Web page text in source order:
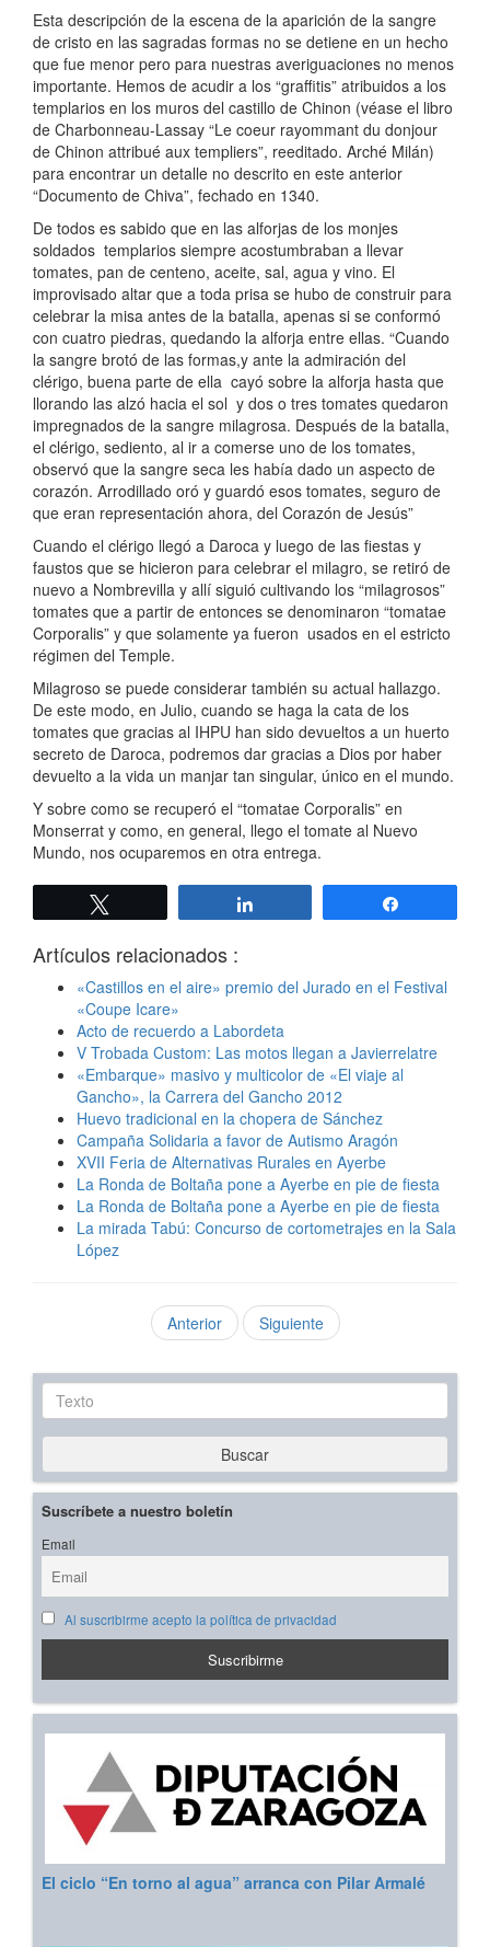
Esta descripción de la escena de la aparición de la sangre
de cristo en las sagradas formas no se detiene en un hecho
que fue menor pero para nuestras averiguaciones no menos
importante. Hemos de acudir a los “graffitis” atribuidos a los
templarios en los muros del castillo de Chinon (véase el libro
de Charbonneau-Lassay “Le coeur rayommant du donjour
de Chinon attribué aux templiers”, reeditado. Arché Milán)
para encontrar un detalle no descrito en este anterior
“Documento de Chiva”, fechado en 1340.
De todos es sabido que en las alforjas de los monjes
soldados templarios siempre acostumbraban a llevar
tomates, pan de centeno, aceite, sal, agua y vino. El
improvisado altar que a toda prisa se hubo de construir para
celebrar la misa antes de la batalla, apenas si se conformó
con cuatro piedras, quedando la alforja entre ellas. “Cuando
la sangre brotó de las formas,y ante la admiración del
clérigo, buena parte de ella cayó sobre la alforja hasta que
llorando las alzó hacia el sol y dos o tres tomates quedaron
impregnados de la sangre milagrosa. Después de la batalla,
el clérigo, sediento, al ir a comerse uno de los tomates,
observó que la sangre seca les había dado un aspecto de
corazón. Arrodillado oró y guardó esos tomates, seguro de
que eran representación ahora, del Corazón de Jesús”
Cuando el clérigo llegó a Daroca y luego de las fiestas y
faustos que se hicieron para celebrar el milagro, se retiró de
nuevo a Nombrevilla y allí siguió cultivando los “milagrosos”
tomates que a partir de entonces se denominaron “tomatae
Corporalis” y que solamente ya fueron usados en el estricto
régimen del Temple.
Milagroso se puede considerar también su actual hallazgo.
De este modo, en Julio, cuando se haga la cata de los
tomates que gracias al IHPU han sido devueltos a un huerto
secreto de Daroca, podremos dar gracias a Dios por haber
devuelto a la vida un manjar tan singular, único en el mundo.
Y sobre como se recuperó el “tomatae Corporalis” en
Monserrat y como, en general, llego el tomate al Nuevo
Mundo, nos ocuparemos en otra entrega.
Artículos relacionados :
«Castillos en el aire» premio del Jurado en el Festival
«Coupe Icare»
Acto de recuerdo a Labordeta
V Trobada Custom: Las motos llegan a Javierrelatre
«Embarque» masivo y multicolor de «El viaje al
Gancho», la Carrera del Gancho 2012
Huevo tradicional en la chopera de Sánchez
Campaña Solidaria a favor de Autismo Aragón
XVII Feria de Alternativas Rurales en Ayerbe
La Ronda de Boltaña pone a Ayerbe en pie de fiesta
La Ronda de Boltaña pone a Ayerbe en pie de fiesta
La mirada Tabú: Concurso de cortometrajes en la Sala
López
Anterior Siguiente
Texto
Buscar
Suscríbete a nuestro boletín
Email
Al suscribirme acepto la política de privacidad
El ciclo “En torno al agua” arranca con Pilar Armalé